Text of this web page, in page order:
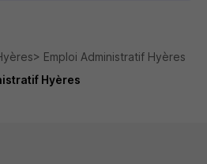
Emploi Administratif Hyères
Hyères